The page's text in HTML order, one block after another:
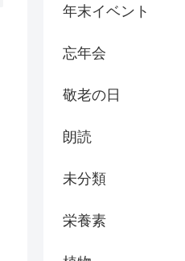
年末イベント
忘年会
敬老の日
朗読
未分類
栄養素